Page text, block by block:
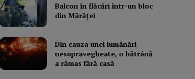
Balcon în flăcări într-un bloc
din Mărăţei
Din cauza unei lumânări
nesupravegheate, o bătrână
a rămas fără casă